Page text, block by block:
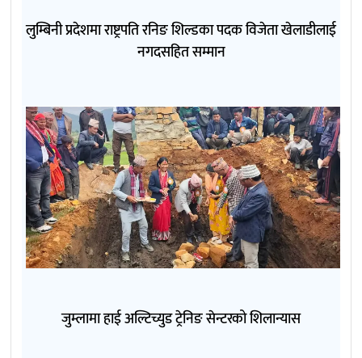
लुम्बिनी प्रदेशमा राष्ट्रपति रनिङ शिल्डका पदक विजेता खेलाडीलाई
नगदसहित सम्मान
जुम्लामा हाई अल्टिच्युड ट्रेनिङ सेन्टरको शिलान्यास